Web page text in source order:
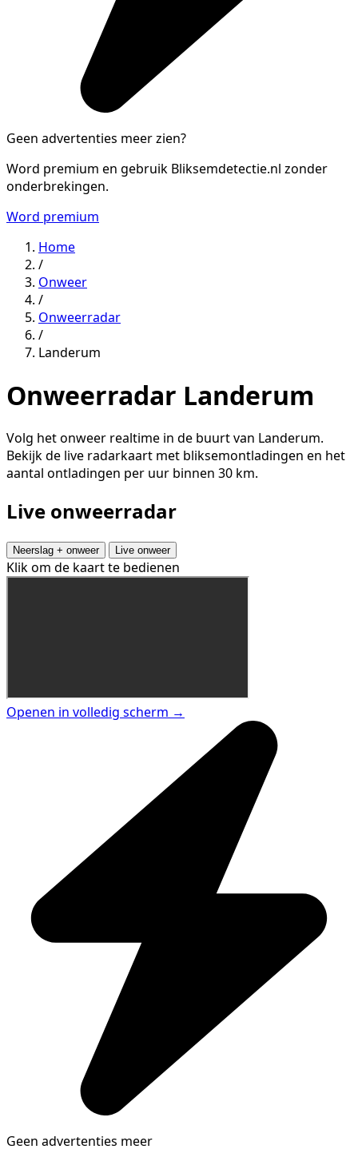
Geen advertenties meer zien?
Word premium en gebruik Bliksemdetectie.nl zonder
onderbrekingen.
Word premium
Home
/
Onweer
/
Onweerradar
/
Landerum
Onweerradar Landerum
Volg het onweer realtime in de buurt van Landerum.
Bekijk de live radarkaart met bliksemontladingen en het
aantal ontladingen per uur binnen 30 km.
Live onweerradar
Neerslag + onweer Live onweer
Klik om de kaart te bedienen
Openen in volledig scherm →
Geen advertenties meer